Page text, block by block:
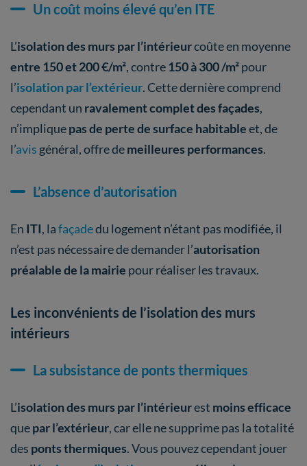
Un coût moins élevé qu’en ITE
L’isolation des murs par l’intérieurcoûte en moyenne
entre 150 et 200 €/m², contre150 à 300 /m²pour
l’isolation par l’extérieur. Cette dernière comprend
cependant un ravalement complet des façades,
n’impliquepas de perte de surface habitableet, de
l’avis général, offre demeilleures performances.
L’absence d’autorisation
En ITI, lafaçadedu logement n’étant pas modifiée, il
n’est pas nécessaire de demander l’autorisation
préalable de la mairie pour réaliser les travaux.
Les inconvénients de l’isolation des murs
intérieurs
La subsistance de ponts thermiques
L’isolation des murs par l’intérieurest moins efficace
quepar l’extérieur, car elle ne supprime pas la totalité
des ponts thermiques. Vous pouvez cependant jouer